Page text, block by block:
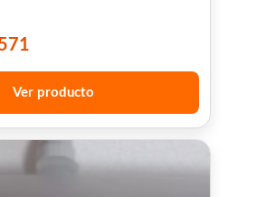
Ver producto